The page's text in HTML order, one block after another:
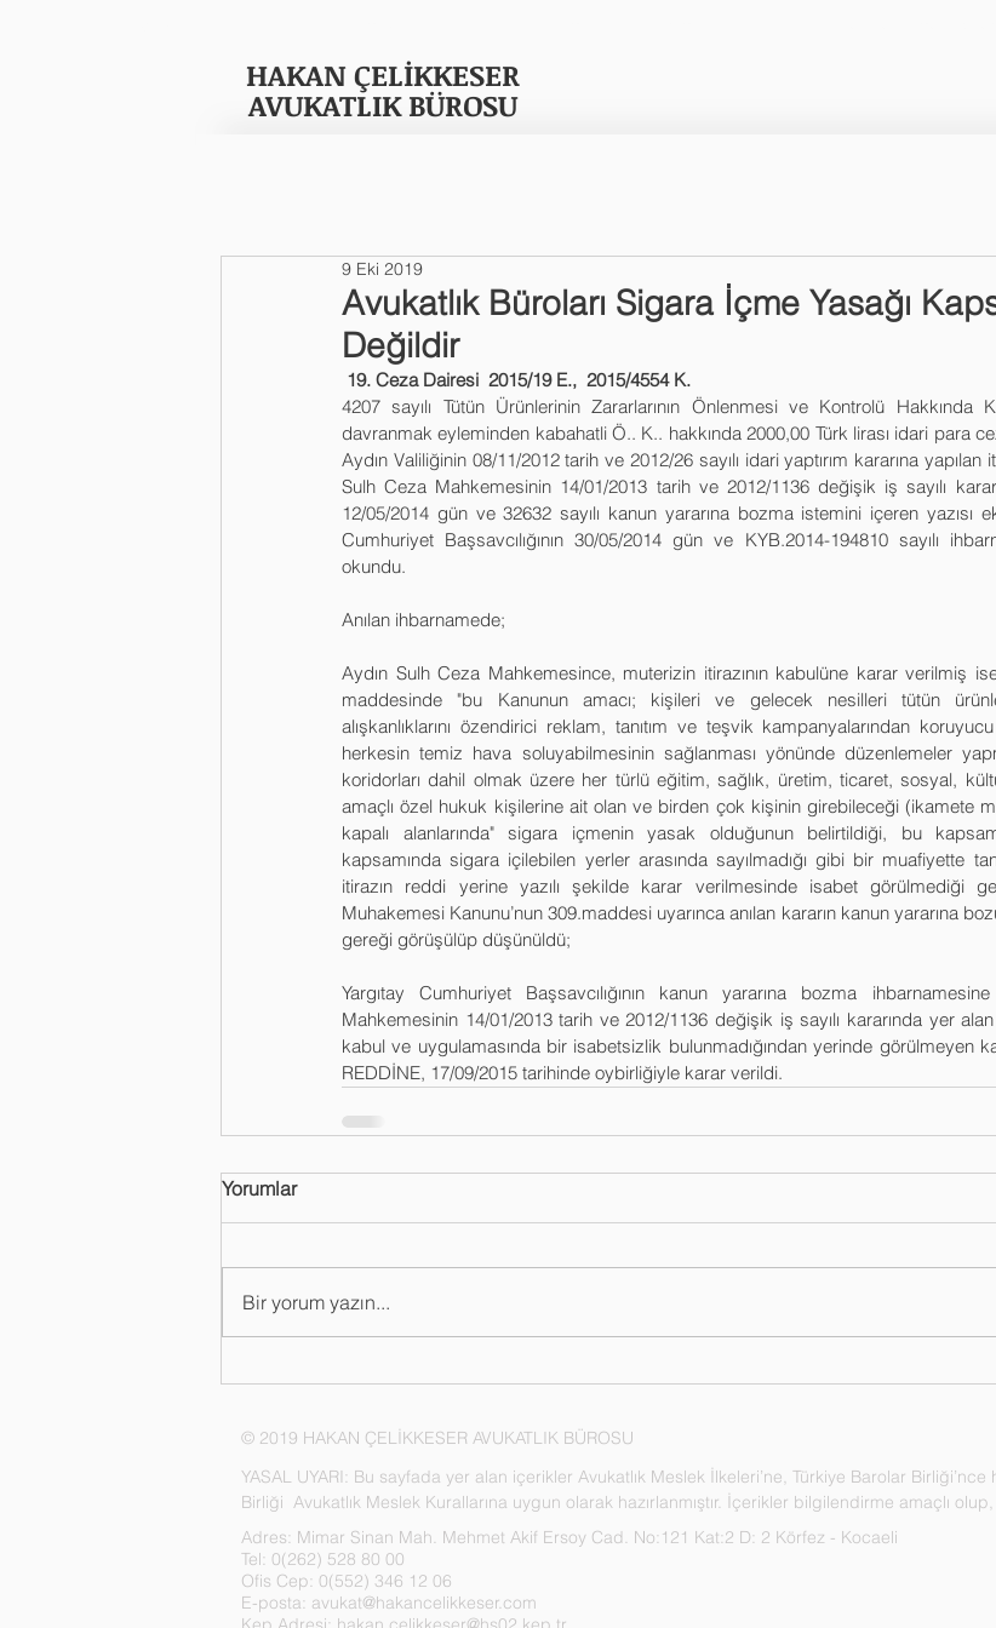
HAKAN ÇELİKKESER
AVUKATLIK BÜROSU
Avukatlık Büroları Sigara İçme Yasağı
Değildir
9 Eki 2019
19. Ceza Dairesi  2015/19 E.,  2015/4554 K.
4207 sayılı Tütün Ürünlerinin Zararlarının Önlenmesi ve Kontrolü Hakkında
davranmak eyleminden kabahatli Ö.. K.. hakkında 2000,00 Türk lirası idari para
Aydın Valiliğinin 08/11/2012 tarih ve 2012/26 sayılı idari yaptırım kararına yapılan
Sulh Ceza Mahkemesinin 14/01/2013 tarih ve 2012/1136 değişik iş sayılı
12/05/2014 gün ve 32632 sayılı kanun yararına bozma istemini içeren yazısı
Cumhuriyet Başsavcılığının 30/05/2014 gün ve KYB.2014-194810 sayılı
okundu.
Anılan ihbarnamede;
Aydın Sulh Ceza Mahkemesince, muterizin itirazının kabulüne karar verilmiş
maddesinde "bu Kanunun amacı; kişileri ve gelecek nesilleri tütün
alışkanlıklarını özendirici reklam, tanıtım ve teşvik kampanyalarından
herkesin temiz hava soluyabilmesinin sağlanması yönünde düzenlemeler
koridorları dahil olmak üzere her türlü eğitim, sağlık, üretim, ticaret, sosyal,
amaçlı özel hukuk kişilerine ait olan ve birden çok kişinin girebileceği (ikamete
kapalı alanlarında" sigara içmenin yasak olduğunun belirtildiği, bu
kapsamında sigara içilebilen yerler arasında sayılmadığı gibi bir muafiyette
itirazın reddi yerine yazılı şekilde karar verilmesinde isabet görülmediği
Muhakemesi Kanunu’nun 309.maddesi uyarınca anılan kararın kanun yararına
gereği görüşülüp düşünüldü;
Yargıtay Cumhuriyet Başsavcılığının kanun yararına bozma
Mahkemesinin 14/01/2013 tarih ve 2012/1136 değişik iş sayılı kararında yer
kabul ve uygulamasında bir isabetsizlik bulunmadığından yerinde görülmeyen
REDDİNE, 17/09/2015 tarihinde oybirliğiyle karar verildi.
Yorumlar
Bir yorum yazın...
© 2019 HAKAN ÇELİKKESER AVUKATLIK BÜROSU
YASAL UYARI: Bu sayfada yer alan içerikler Avukatlık Meslek İlkeleri’ne, Türkiye Barolar Birliği’nce
Birliği Avukatlık Meslek Kurallarına uygun olarak hazırlanmıştır. İçerikler bilgilendirme amaçlı
Adres: Mimar Sinan Mah. Mehmet Akif Ersoy Cad. No:121 Kat:2 D: 2 Körfez - Kocaeli
Tel: 0(262) 528 80 00
Ofis Cep: 0(552) 346 12 06
E-posta: avukat@hakancelikkeser.com